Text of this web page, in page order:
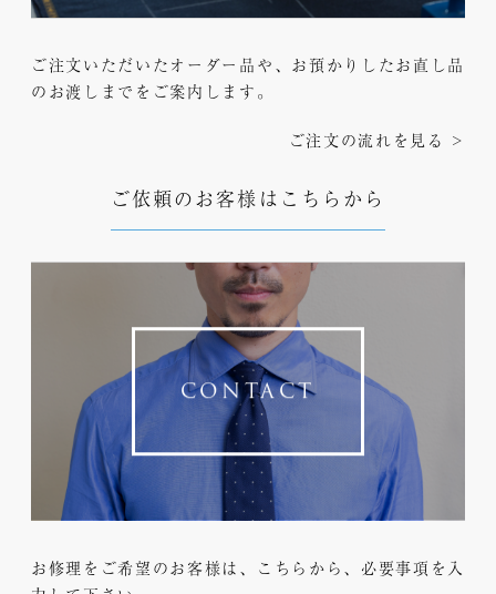
ご注文いただいたオーダー品や、お預かりしたお直し品
のお渡しまでをご案内します。
ご注文の流れを見る >
ご依頼のお客様はこちらから
CONTACT
お修理をご希望のお客様は、こちらから、必要事項を入